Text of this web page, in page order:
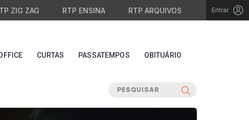
ZIG ZAG RTP ENSINA RTP ARQUIVOS Entrar
CURTAS PASSATEMPOS OBITUÁRIO